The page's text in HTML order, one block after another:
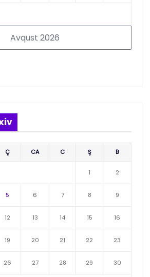
Avqust 2026
Ç CA C Ş B
1 2
5 6 7 8 9
12 13 14 15 16
19 20 21 22 23
26 27 28 29 30